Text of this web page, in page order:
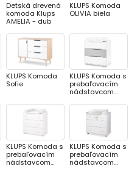
Detská drevená
komoda Klups
AMELIA - dub
KLUPS Komoda
OLIVIA biela
KLUPS Komoda
Sofie
KLUPS Komoda s
prebaľovacím
nádstavcom
KLUPS Komoda s
prebaľovacím
nádstavcom
KLUPS Komoda s
prebaľovacím
nádstavcom